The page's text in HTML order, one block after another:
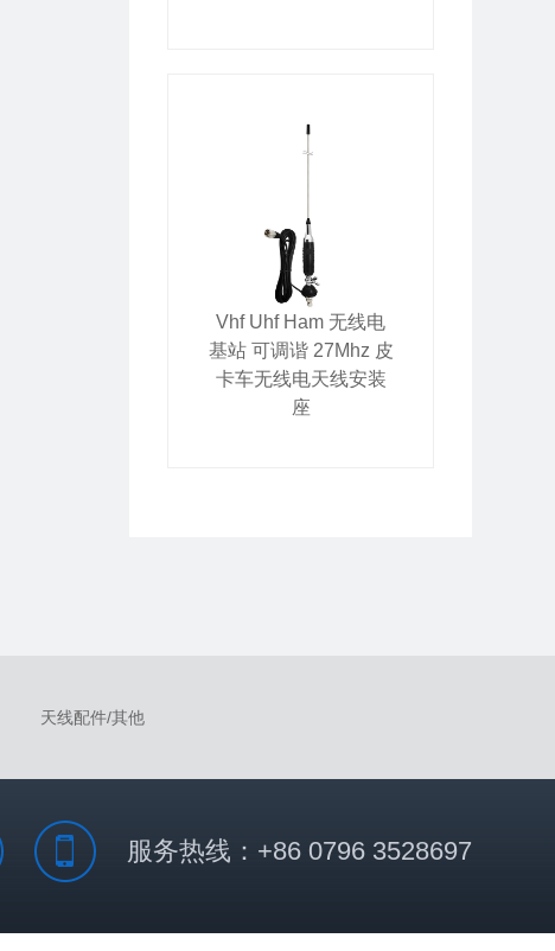
Vhf Uhf Ham 无线电
基站 可调谐 27Mhz 皮
卡车无线电天线安装
座
天线配件/其他
服务热线：+86 0796 3528697